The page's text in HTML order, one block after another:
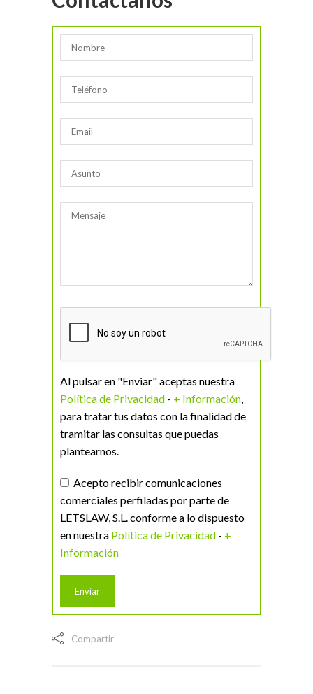
Al pulsar en "Enviar" aceptas nuestra
Política de Privacidad - + Información,
para tratar tus datos con la finalidad de
tramitar las consultas que puedas
plantearnos.
Acepto recibir comunicaciones
comerciales perfiladas por parte de
LETSLAW, S.L. conforme a lo dispuesto
en nuestra Política de Privacidad - +
Información
Compartir